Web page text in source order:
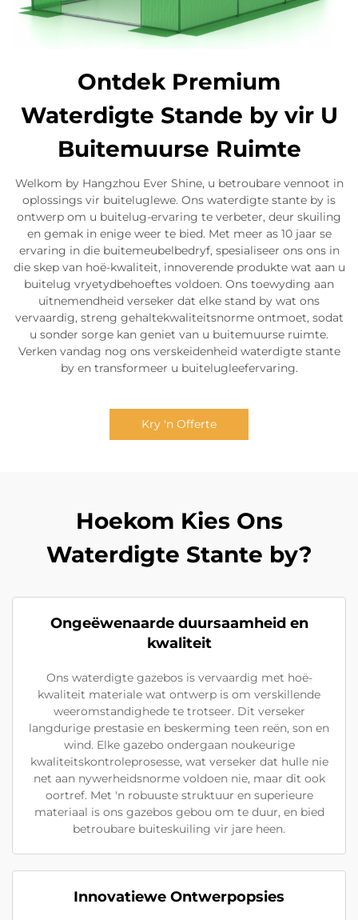
Ontdek Premium
Waterdigte Stande by vir U
Buitemuurse Ruimte
Welkom by Hangzhou Ever Shine, u betroubare vennoot in
oplossings vir buiteluglewe. Ons waterdigte stante by is
ontwerp om u buitelug-ervaring te verbeter, deur skuiling
en gemak in enige weer te bied. Met meer as 10 jaar se
ervaring in die buitemeubelbedryf, spesialiseer ons ons in
die skep van hoë-kwaliteit, innoverende produkte wat aan u
buitelug vryetydbehoeftes voldoen. Ons toewyding aan
uitnemendheid verseker dat elke stand by wat ons
vervaardig, streng gehaltekwaliteitsnorme ontmoet, sodat
u sonder sorge kan geniet van u buitemuurse ruimte.
Verken vandag nog ons verskeidenheid waterdigte stante
by en transformeer u buitelugleefervaring.
Kry 'n Offerte
Hoekom Kies Ons
Waterdigte Stante by?
Ongeëwenaarde duursaamheid en
kwaliteit
Ons waterdigte gazebos is vervaardig met hoë-
kwaliteit materiale wat ontwerp is om verskillende
weeromstandighede te trotseer. Dit verseker
langdurige prestasie en beskerming teen reën, son en
wind. Elke gazebo ondergaan noukeurige
kwaliteitskontroleprosesse, wat verseker dat hulle nie
net aan nywerheidsnorme voldoen nie, maar dit ook
oortref. Met 'n robuuste struktuur en superieure
materiaal is ons gazebos gebou om te duur, en bied
betroubare buiteskuiling vir jare heen.
Innovatiewe Ontwerpopsies